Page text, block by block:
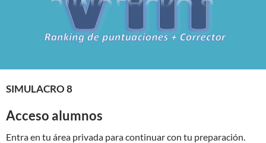
SIMULACRO 8
Acceso alumnos
Entra en tu área privada para continuar con tu preparación.